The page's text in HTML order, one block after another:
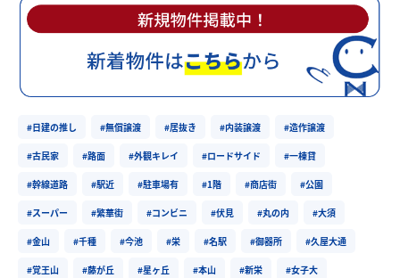
#日建の推し #無償譲渡 #居抜き #内装譲渡 #造作譲渡
#古民家 #路面 #外観キレイ #ロードサイド #一棟貸
#幹線道路 #駅近 #駐車場有 #1階 #商店街 #公園
#スーパー #繁華街 #コンビニ #伏見 #丸の内 #大須
#金山 #千種 #今池 #栄 #名駅 #御器所 #久屋大通
#覚王山 #藤が丘 #星ヶ丘 #本山 #新栄 #女子大